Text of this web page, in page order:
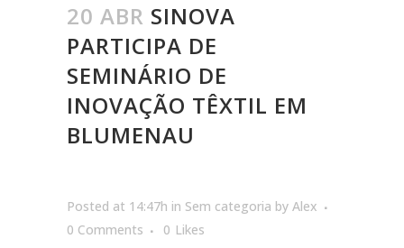
20 ABR SINOVA
PARTICIPA DE
SEMINÁRIO DE
INOVAÇÃO TÊXTIL EM
BLUMENAU
Posted at 14:47h in Sem categoria by Alex
0 Comments
0 Likes